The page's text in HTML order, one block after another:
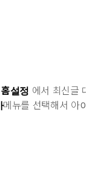
홈설정 에서 최신글
메뉴를 선택해서 아